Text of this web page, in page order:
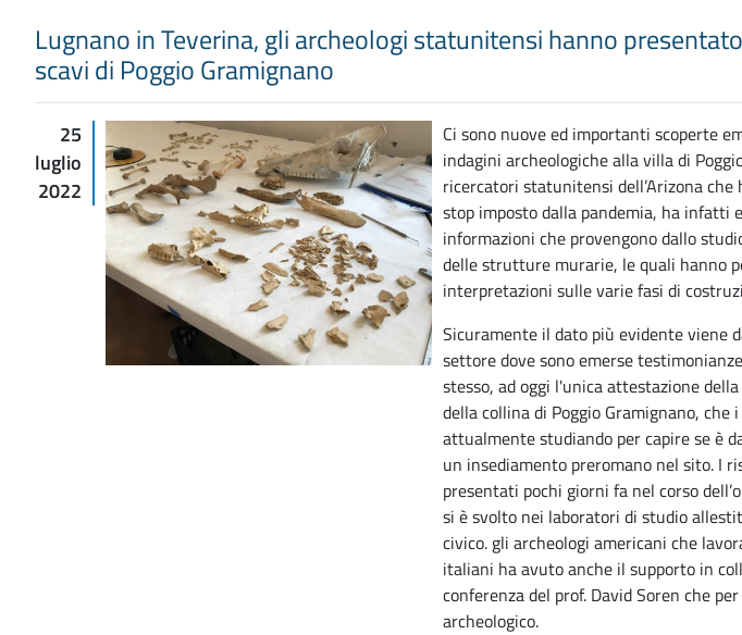
Lugnano in Teverina, gli archeologi statunitensi hanno
scavi di Poggio Gramignano
25
luglio
2022
Ci sono nuove ed importanti scoperte
indagini archeologiche alla villa di
ricercatori statunitensi dell’Arizona che
stop imposto dalla pandemia, ha infatti
informazioni che provengono dallo
delle strutture murarie, le quali hanno
interpretazioni sulle varie fasi di
Sicuramente il dato più evidente viene
settore dove sono emerse
stesso, ad oggi l'unica attestazione
della collina di Poggio Gramignano,
attualmente studiando per capire se è
un insediamento preromano nel sito. I
presentati pochi giorni fa nel corso
si è svolto nei laboratori di studio
civico. gli archeologi americani che
italiani ha avuto anche il supporto in
conferenza del prof. David Soren che
archeologico.